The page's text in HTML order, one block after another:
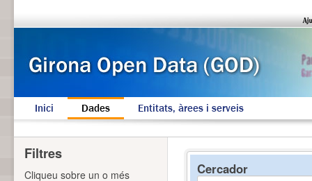
Inici Dades Entitats, àrees i serveis
Cercador
Filtres
Cliqueu sobre un o més